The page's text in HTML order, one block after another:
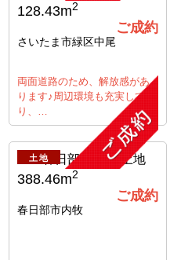
128.43m2
ご成約
さいたま市緑区中尾
両面道路のため、解放感があ
ります♪周辺環境も充実してお
り、…
土地
388.46m2
ご成約
春日部市内牧